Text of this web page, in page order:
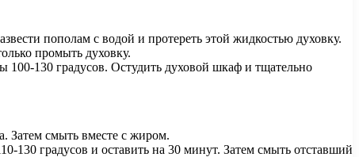
пополам с водой и протереть этой жидкостью духовку.
промыть духовку.
100-130 градусов. Остудить духовой шкаф и тщательно
Затем смыть вместе с жиром.
130 градусов и оставить на 30 минут. Затем смыть отставший